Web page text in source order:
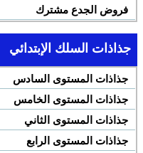
فروض الجدع مشترك
جذاذات السلك الإبتدائي
جذاذات المستوى السادس
جذاذات المستوى الخامس
جذاذات المستوى الثاني
جذاذات المستوى الرابع